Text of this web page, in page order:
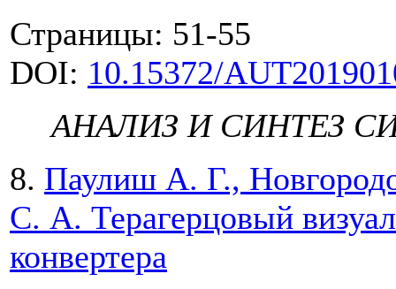
Страницы: 51-55
DOI: 10.15372/
АНАЛИЗ И СИНТЕЗ
8. Паулиш А. Г.,
С. А. Терагерцовый
конвертера